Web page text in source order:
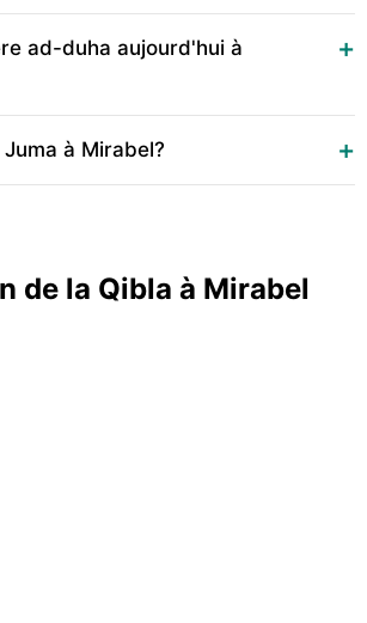
ad-duha aujourd'hui à
à Mirabel?
de la Qibla à Mirabel